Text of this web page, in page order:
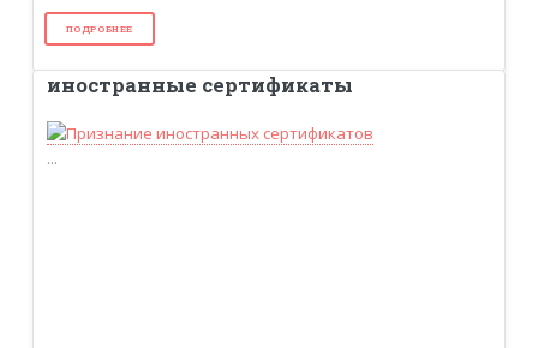
ПОДРОБНЕЕ
иностранные сертификаты
...